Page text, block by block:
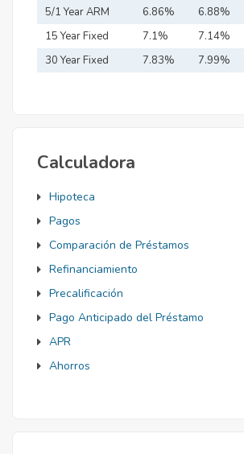
5/1 Year ARM 6.86% 6.88%
15 Year Fixed
Mortgage
7.1% 7.14%
30 Year Fixed
7.83% 7.99%
Calculadora
Hipoteca
Pagos
Comparación de Préstamos
Refinanciamiento
Precalificación
Pago Anticipado del Préstamo
APR
Ahorros